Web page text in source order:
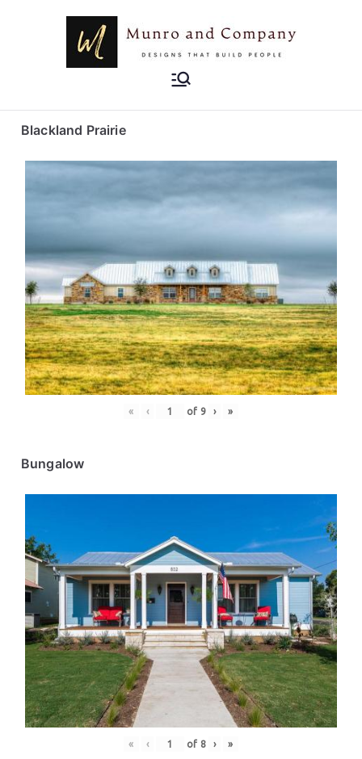
Munro and
Designs that Build People
Blackland Prairie
« ‹ of 9 › »
Bungalow
« ‹ of 8 › »